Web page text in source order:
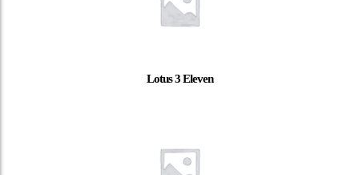
Lotus 3 Eleven